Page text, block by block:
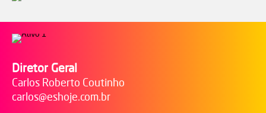
Diretor Geral
Carlos Roberto Coutinho
carlos@eshoje.com.br